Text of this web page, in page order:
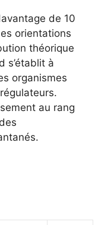
de 10
orientations
théorique
s’établit à
organismes
au rang